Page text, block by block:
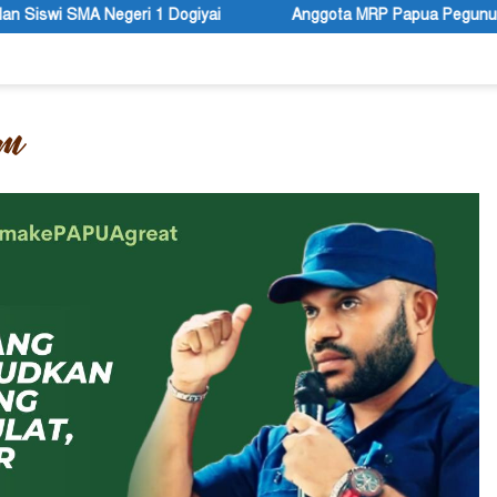
Anggota MRP Papua Pegunungan dan Forum Warga